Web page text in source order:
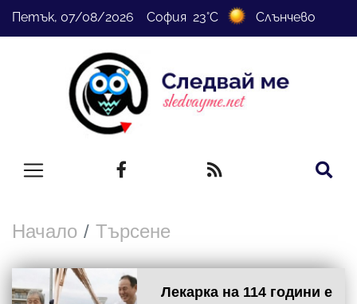
Петък, 07/08/2026 София 23°C Слънчево
Начало Търсене
Лекарка на 114 години е